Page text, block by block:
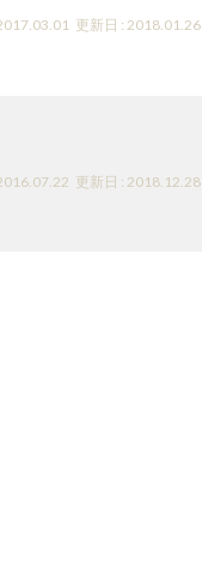
更新日 : 2018.01.26
更新日 : 2018.12.28